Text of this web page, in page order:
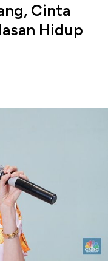
Cinta
Hidup